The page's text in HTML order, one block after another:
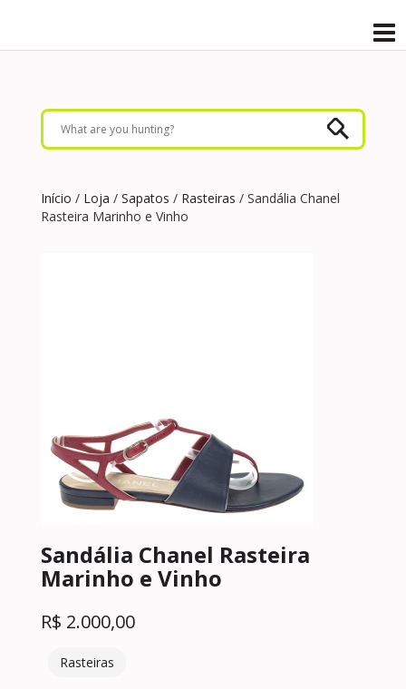
Início / Loja / Sapatos / Rasteiras / Sandália Chanel
Rasteira Marinho e Vinho
Sandália Chanel Rasteira
Marinho e Vinho
R$ 2.000,00
Rasteiras